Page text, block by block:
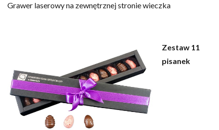
Grawer laserowy na zewnętrznej stronie wieczka
Zestaw 11
pisanek